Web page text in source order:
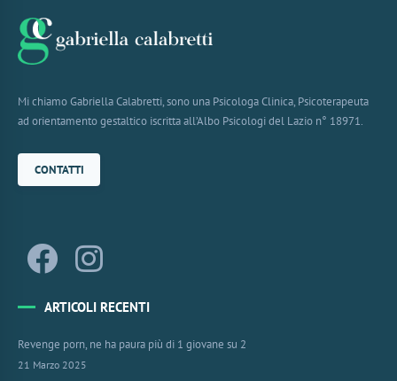
Mi chiamo Gabriella Calabretti, sono una Psicologa Clinica, Psicoterapeuta
ad orientamento gestaltico iscritta all’Albo Psicologi del Lazio n° 18971.
CONTATTI
ARTICOLI RECENTI
Revenge porn, ne ha paura più di 1 giovane su 2
21 Marzo 2025